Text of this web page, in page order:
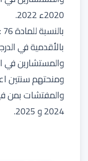
2020ء 2022.
بالأقدمية في
والمستشارين في
ومنحتهم سنتين
والمفتشات بمن
2024 و 2025.